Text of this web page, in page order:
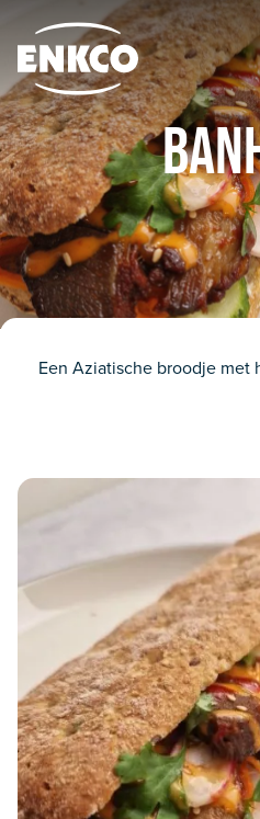
Een Aziatische broodje met